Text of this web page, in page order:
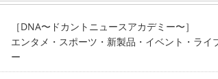
［DNA〜ドカントニュースアカデミー〜］
エンタメ・スポーツ・新製品・イベント・ラ
ー